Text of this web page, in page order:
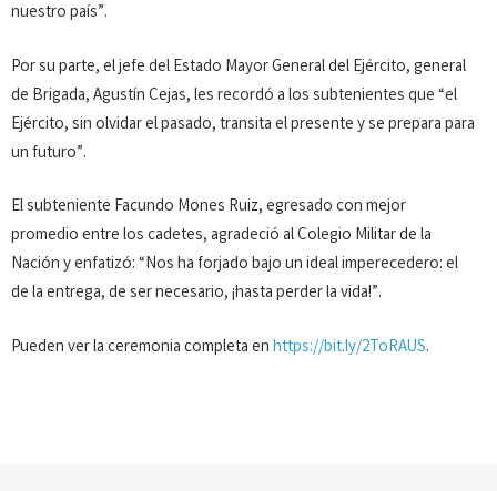
nuestro país”.
Por su parte, el jefe del Estado Mayor General del Ejército, general
de Brigada, Agustín Cejas, les recordó a los subtenientes que “el
Ejército, sin olvidar el pasado, transita el presente y se prepara para
un futuro”.
El subteniente Facundo Mones Ruiz, egresado con mejor
promedio entre los cadetes, agradeció al Colegio Militar de la
Nación y enfatizó: “Nos ha forjado bajo un ideal imperecedero: el
de la entrega, de ser necesario, ¡hasta perder la vida!”.
Pueden ver la ceremonia completa enhttps://bit.ly/2ToRAUS.